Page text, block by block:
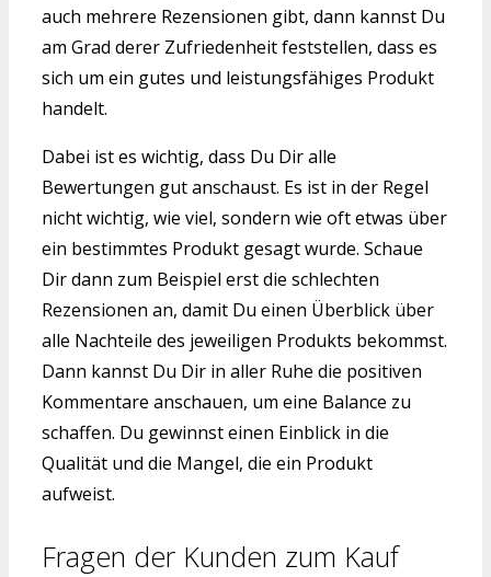
auch mehrere Rezensionen gibt, dann kannst Du
am Grad derer Zufriedenheit feststellen, dass es
sich um ein gutes und leistungsfähiges Produkt
handelt.
Dabei ist es wichtig, dass Du Dir alle
Bewertungen gut anschaust. Es ist in der Regel
nicht wichtig, wie viel, sondern wie oft etwas über
ein bestimmtes Produkt gesagt wurde. Schaue
Dir dann zum Beispiel erst die schlechten
Rezensionen an, damit Du einen Überblick über
alle Nachteile des jeweiligen Produkts bekommst.
Dann kannst Du Dir in aller Ruhe die positiven
Kommentare anschauen, um eine Balance zu
schaffen. Du gewinnst einen Einblick in die
Qualität und die Mangel, die ein Produkt
aufweist.
Fragen der Kunden zum Kauf